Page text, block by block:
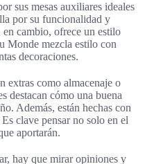
sus mesas auxiliares ideales
por su funcionalidad y
cambio, ofrece un estilo
Monde mezcla estilo con
decoraciones.
extras como almacenaje o
destacan cómo una buena
Además, están hechas con
clave pensar no solo en el
aportarán.
hay que mirar opiniones y